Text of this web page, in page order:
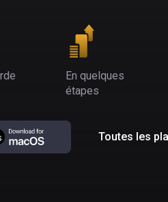
En quelques
étapes
Toutes les